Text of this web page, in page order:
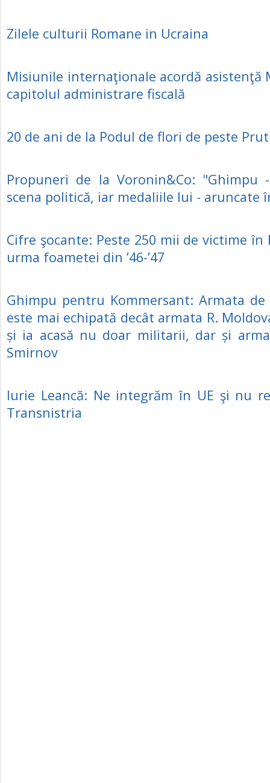
Zilele culturii Romane in Ucraina
Misiunile internaţionale acordă asistenţă
capitolul administrare fiscală
20 de ani de la Podul de flori de peste Prut
Propuneri de la Voronin&Co: "Ghimpu
scena politică, iar medaliile lui - aruncate
Cifre şocante: Peste 250 mii de victime în
urma foametei din ’46-’47
Ghimpu pentru Kommersant: Armata
este mai echipată decât armata R.
și ia acasă nu doar militarii, dar și
Smirnov
Iurie Leancă: Ne integrăm în UE şi nu
Transnistria